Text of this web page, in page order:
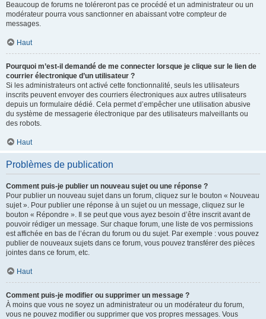
Beaucoup de forums ne toléreront pas ce procédé et un administrateur ou un
modérateur pourra vous sanctionner en abaissant votre compteur de
messages.
Haut
Pourquoi m’est-il demandé de me connecter lorsque je clique sur le lien de
courrier électronique d’un utilisateur ?
Si les administrateurs ont activé cette fonctionnalité, seuls les utilisateurs
inscrits peuvent envoyer des courriers électroniques aux autres utilisateurs
depuis un formulaire dédié. Cela permet d’empêcher une utilisation abusive
du système de messagerie électronique par des utilisateurs malveillants ou
des robots.
Haut
Problèmes de publication
Comment puis-je publier un nouveau sujet ou une réponse ?
Pour publier un nouveau sujet dans un forum, cliquez sur le bouton « Nouveau
sujet ». Pour publier une réponse à un sujet ou un message, cliquez sur le
bouton « Répondre ». Il se peut que vous ayez besoin d’être inscrit avant de
pouvoir rédiger un message. Sur chaque forum, une liste de vos permissions
est affichée en bas de l’écran du forum ou du sujet. Par exemple : vous pouvez
publier de nouveaux sujets dans ce forum, vous pouvez transférer des pièces
jointes dans ce forum, etc.
Haut
Comment puis-je modifier ou supprimer un message ?
À moins que vous ne soyez un administrateur ou un modérateur du forum,
vous ne pouvez modifier ou supprimer que vos propres messages. Vous